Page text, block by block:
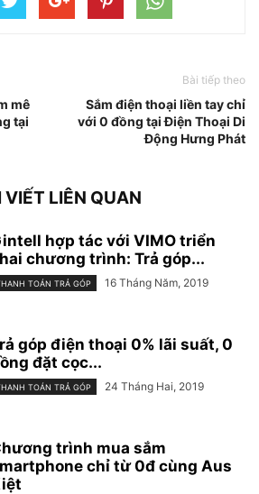
mê
tại
Bài tiếp theo
Sắm điện thoại liền tay chỉ
với 0 đồng tại Điện Thoại Di
Động Hưng Phát
VIẾT LIÊN QUAN
hợp tác với VIMO triển
chương trình: Trả góp...
TOÁN TRẢ GÓP 16 Tháng Năm, 2019
góp điện thoại 0% lãi suất, 0
đặt cọc...
TOÁN TRẢ GÓP 24 Tháng Hai, 2019
trình mua sắm
chỉ từ 0đ cùng Aus